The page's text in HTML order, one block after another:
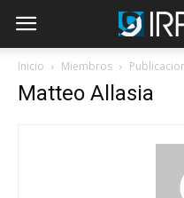
Inicio Miembros
Matteo Allasia